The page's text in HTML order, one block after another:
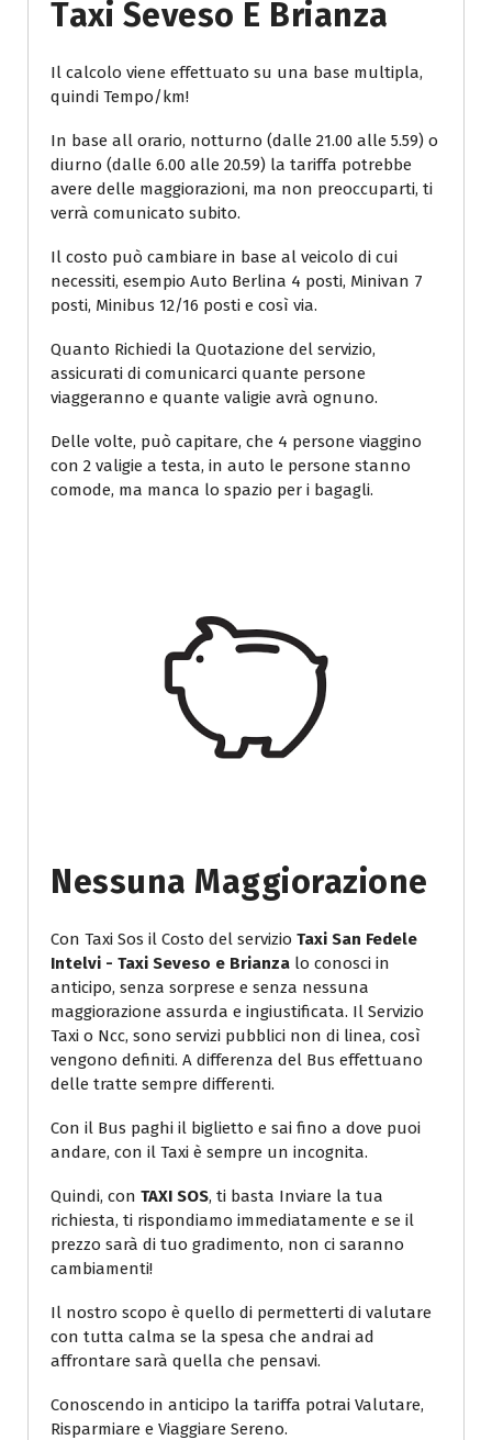
Taxi Seveso E Brianza
Il calcolo viene effettuato su una base multipla,
quindi Tempo/km!
In base all orario, notturno (dalle 21.00 alle 5.59) o
diurno (dalle 6.00 alle 20.59) la tariffa potrebbe
avere delle maggiorazioni, ma non preoccuparti, ti
verrà comunicato subito.
Il costo può cambiare in base al veicolo di cui
necessiti, esempio Auto Berlina 4 posti, Minivan 7
posti, Minibus 12/16 posti e così via.
Quanto Richiedi la Quotazione del servizio,
assicurati di comunicarci quante persone
viaggeranno e quante valigie avrà ognuno.
Delle volte, può capitare, che 4 persone viaggino
con 2 valigie a testa, in auto le persone stanno
comode, ma manca lo spazio per i bagagli.
Nessuna Maggiorazione
Con Taxi Sos il Costo del servizio Taxi San Fedele
Intelvi - Taxi Seveso e Brianza lo conosci in
anticipo, senza sorprese e senza nessuna
maggiorazione assurda e ingiustificata. Il Servizio
Taxi o Ncc, sono servizi pubblici non di linea, così
vengono definiti. A differenza del Bus effettuano
delle tratte sempre differenti.
Con il Bus paghi il biglietto e sai fino a dove puoi
andare, con il Taxi è sempre un incognita.
Quindi, con TAXI SOS, ti basta Inviare la tua
richiesta, ti rispondiamo immediatamente e se il
prezzo sarà di tuo gradimento, non ci saranno
cambiamenti!
Il nostro scopo è quello di permetterti di valutare
con tutta calma se la spesa che andrai ad
affrontare sarà quella che pensavi.
Conoscendo in anticipo la tariffa potrai Valutare,
Risparmiare e Viaggiare Sereno.